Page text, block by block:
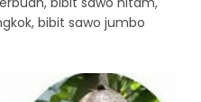
bibit sawo jumbo